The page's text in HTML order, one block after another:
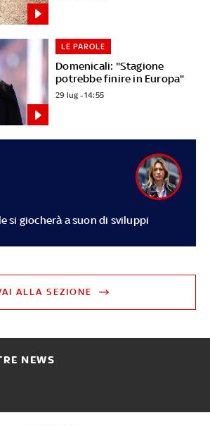
Domenicali: "Stagione
potrebbe finire in Europa"
LE PAROLE
29 lug - 14:55
si giocherà a suon di sviluppi
ALLA SEZIONE
NEWS